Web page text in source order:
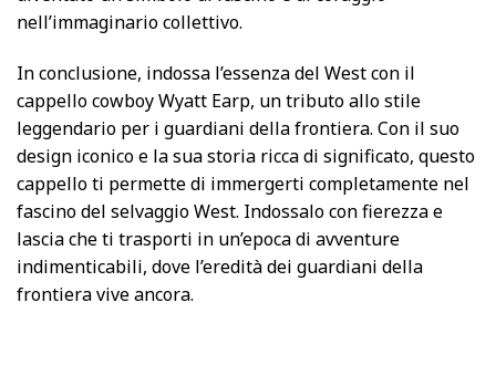
nell’immaginario collettivo.
In conclusione, indossa l’essenza del West con il
cappello cowboy Wyatt Earp, un tributo allo stile
leggendario per i guardiani della frontiera. Con il suo
design iconico e la sua storia ricca di significato, questo
cappello ti permette di immergerti completamente nel
fascino del selvaggio West. Indossalo con fierezza e
lascia che ti trasporti in un’epoca di avventure
indimenticabili, dove l’eredità dei guardiani della
frontiera vive ancora.